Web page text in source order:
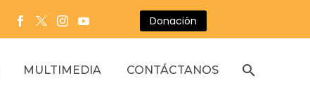
Donación
MULTIMEDIA CONTÁCTANOS